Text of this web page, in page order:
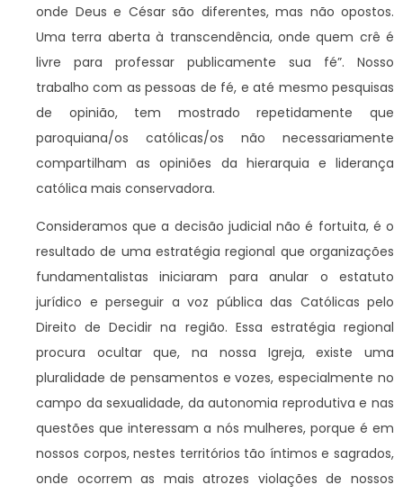
onde Deus e César são diferentes, mas não opostos.
Uma terra aberta à transcendência, onde quem crê é
livre para professar publicamente sua fé”. Nosso
trabalho com as pessoas de fé, e até mesmo pesquisas
de opinião, tem mostrado repetidamente que
paroquiana/os católicas/os não necessariamente
compartilham as opiniões da hierarquia e liderança
católica mais conservadora.
Consideramos que a decisão judicial não é fortuita, é o
resultado de uma estratégia regional que organizações
fundamentalistas iniciaram para anular o estatuto
jurídico e perseguir a voz pública das Católicas pelo
Direito de Decidir na região. Essa estratégia regional
procura ocultar que, na nossa Igreja, existe uma
pluralidade de pensamentos e vozes, especialmente no
campo da sexualidade, da autonomia reprodutiva e nas
questões que interessam a nós mulheres, porque é em
nossos corpos, nestes territórios tão íntimos e sagrados,
onde ocorrem as mais atrozes violações de nossos